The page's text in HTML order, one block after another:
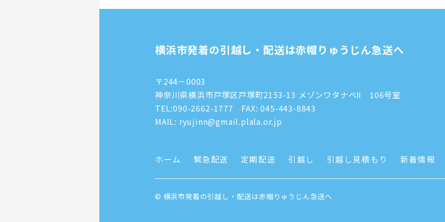
横浜市発着の引越し・配送は赤帽りゅうじん急送へ
〒244－0003
神奈川県横浜市戸塚区戸塚町2153-13 メゾンワタナベⅡ 106号室
TEL:090-2662-1777 FAX: 045-443-8843
MAIL: ryujinn@gmail.plala.or.jp
ホーム 緊急配送 定期配送 引越し 引越し見積もり 新着情報
© 横浜市発着の引越し・配送は赤帽りゅうじん急送へ